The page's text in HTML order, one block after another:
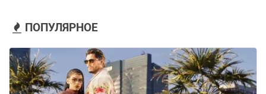
ПОПУЛЯРНОЕ